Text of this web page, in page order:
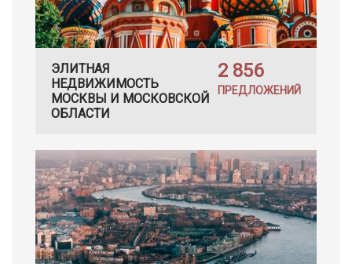
ЭЛИТНАЯ
НЕДВИЖИМОСТЬ
МОСКВЫ И МОСКОВСКОЙ
ОБЛАСТИ
2 856
ПРЕДЛОЖЕНИЙ